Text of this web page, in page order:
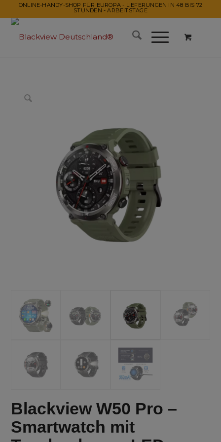
ONLINE-HANDY-SHOP FÜR EUROPA - LIEFERUNGEN IN 48 BIS 72
STUNDEN - ARBEITSTAGE
Blackview W50 Pro –
Smartwatch mit